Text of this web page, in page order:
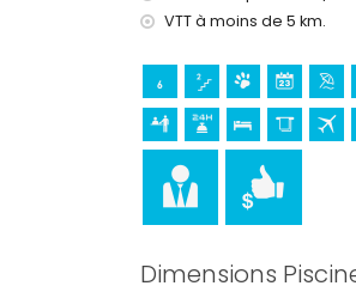
Sports
tennis, randonnée,
voile et ski nautique
golf (Club de Golf de
VTT à moins de 5 km.
Dimensions